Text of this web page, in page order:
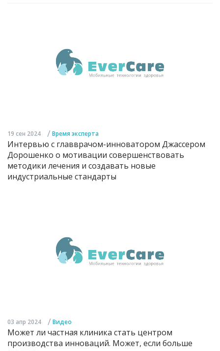
19 сен 2024 / Время эксперта
Интервью с главврачом-инноватором Джассером
Дорошенко о мотивации совершенствовать
методики лечения и создавать новые
индустриальные стандарты
03 апр 2024 / Видео
Может ли частная клиника стать центром
производства инноваций. Может, если больше